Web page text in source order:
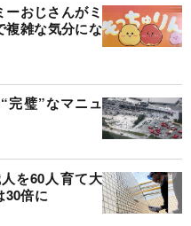
ーおじさんがミ
複雑な気分にな
完璧”なマニュ
を60人育て大
30倍に